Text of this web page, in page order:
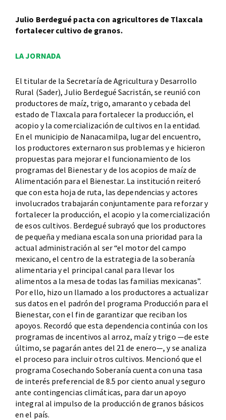
Julio Berdegué pacta con agricultores de Tlaxcala
fortalecer cultivo de granos.
LA JORNADA
El titular de la Secretaría de Agricultura y Desarrollo
Rural (Sader), Julio Berdegué Sacristán, se reunió con
productores de maíz, trigo, amaranto y cebada del
estado de Tlaxcala para fortalecer la producción, el
acopio y la comercialización de cultivos en la entidad.
En el municipio de Nanacamilpa, lugar del encuentro,
los productores externaron sus problemas y e hicieron
propuestas para mejorar el funcionamiento de los
programas del Bienestar y de los acopios de maíz de
Alimentación para el Bienestar. La institución reiteró
que con esta hoja de ruta, las dependencias y actores
involucrados trabajarán conjuntamente para reforzar y
fortalecer la producción, el acopio y la comercialización
de esos cultivos. Berdegué subrayó que los productores
de pequeña y mediana escala son una prioridad para la
actual administración al ser “el motor del campo
mexicano, el centro de la estrategia de la soberanía
alimentaria y el principal canal para llevar los
alimentos a la mesa de todas las familias mexicanas”.
Por ello, hizo un llamado a los productores a actualizar
sus datos en el padrón del programa Producción para el
Bienestar, con el fin de garantizar que reciban los
apoyos. Recordó que esta dependencia continúa con los
programas de incentivos al arroz, maíz y trigo —de este
último, se pagarán antes del 21 de enero—, y se analiza
el proceso para incluir otros cultivos. Mencionó que el
programa Cosechando Soberanía cuenta con una tasa
de interés preferencial de 8.5 por ciento anual y seguro
ante contingencias climáticas, para dar un apoyo
integral al impulso de la producción de granos básicos
en el país.